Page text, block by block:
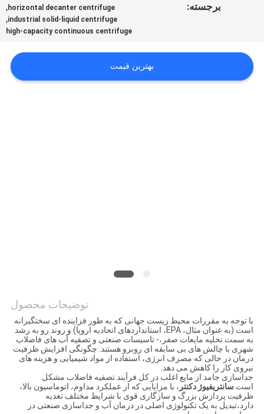
ها
برجسته:
horizontal decanter centrifuge
,
industrial solid-liquid centrifuge
,
high-capacity continuous centrifuge
بهترین قیمت
توضیحات محصول
با توجه به مقررات محیط زیست جهانی که به طور فزاینده ای سختگیرانه
است (به عنوان مثال، EPA، استانداردهای اتحادیه اروپا) و روند رو به رشد
به سمت تخلیه مایعات صفر،- تاسیسات صنعتی و تصفیه آب های فاضلاب
شهری با چالش های بی سابقه ای روبرو هستند: چگونگی افزایش ظرفیت
درمان در حالی که مصرف انرژی، استفاده از مواد شیمیایی و هزینه های
نیروی کار را کاهش می دهد.
جداسازی جامد از مایع اغلب در کل فرآیند تصفیه فاضلاب مشکل
است.سانتریفیوژ دکنتر ، با مزایایی که از عملکرد مداوم، اتوماسیون بالا،
ظرفیت پردازش بزرگ و سازگاری قوی با شرایط مختلف تغذیه
دارد،تبدیل به یک تکنولوژی اصلی در درمان آب و جداسازی صنعتی در